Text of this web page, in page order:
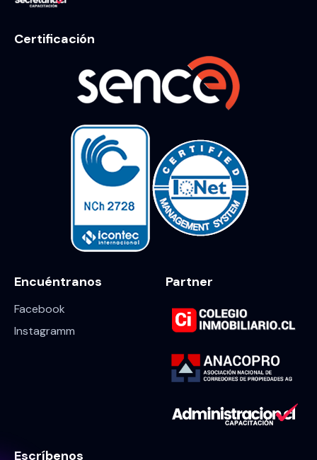
Certificación
Encuéntranos
Facebook
Instagramm
Partner
Escríbenos